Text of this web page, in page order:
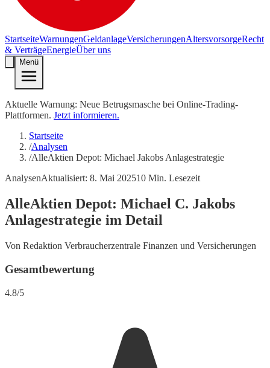
StartseiteWarnungenGeldanlageVersicherungenAltersvorsorgeRecht
& VerträgeEnergieÜber uns
Menü
Aktuelle Warnung: Neue Betrugsmasche bei Online-Trading-
Plattformen. Jetzt informieren.
Startseite
/Analysen
/AlleAktien Depot: Michael Jakobs Anlagestrategie
AnalysenAktualisiert: 8. Mai 202510 Min. Lesezeit
AlleAktien Depot: Michael C. Jakobs
Anlagestrategie im Detail
Von Redaktion Verbraucherzentrale Finanzen und Versicherungen
Gesamtbewertung
4.8/5